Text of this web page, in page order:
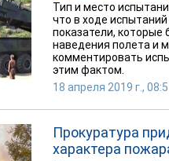
Тип и место
что в ходе
показатели,
наведения полета и
комментировать
этим фактом.
18 апреля 2019 г.,
Прокуратура
характера